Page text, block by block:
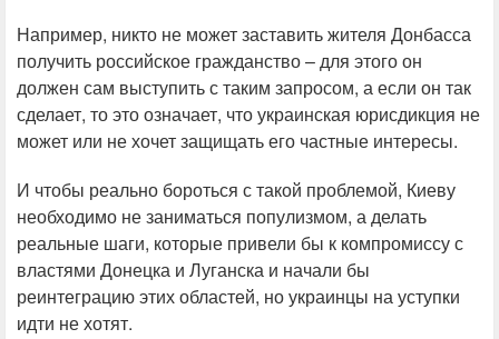
Например, никто не может заставить жителя Донбасса
получить российское гражданство – для этого он
должен сам выступить с таким запросом, а если он так
сделает, то это означает, что украинская юрисдикция не
может или не хочет защищать его частные интересы.
И чтобы реально бороться с такой проблемой, Киеву
необходимо не заниматься популизмом, а делать
реальные шаги, которые привели бы к компромиссу с
властями Донецка и Луганска и начали бы
реинтеграцию этих областей, но украинцы на уступки
идти не хотят.